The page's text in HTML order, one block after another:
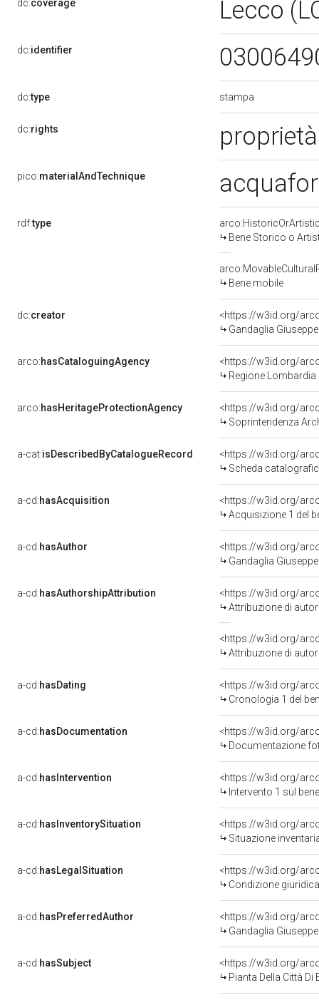
dc:coverage Lecco
dc:identifier
dc:type stampa
dc:rights
pico:materialAndTechnique
rdf:type
Bene Storico o
Bene mobile
dc:creator
<https://w3id.org/
Gandaglia
arco:hasCataloguingAgency
<https://w3id.org/
Regione Lombardia
arco:hasHeritageProtectionAgency
<https://w3id.org/
Soprintendenza
a-cat:isDescribedByCatalogueRecord
<https://w3id.org/
Scheda
a-cd:hasAcquisition
<https://w3id.org/
Acquisizione 1 del
a-cd:hasAuthor
<https://w3id.org/
Gandaglia
a-cd:hasAuthorshipAttribution
<https://w3id.org/
Attribuzione di
<https://w3id.org/
Attribuzione di
a-cd:hasDating
<https://w3id.org/
Cronologia 1 del
a-cd:hasDocumentation
Documentazione
a-cd:hasIntervention
<https://w3id.org/
Intervento 1 sul
a-cd:hasInventorySituation
<https://w3id.org/
Situazione
a-cd:hasLegalSituation
Condizione
a-cd:hasPreferredAuthor
<https://w3id.org/
Gandaglia
a-cd:hasSubject
<https://w3id.org/
Pianta Della Città Di